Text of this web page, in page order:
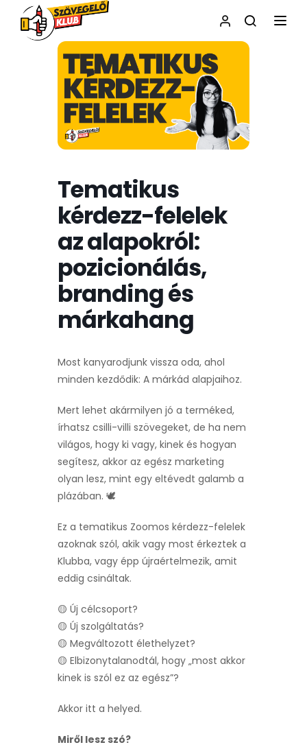
Tematikus
kérdezz-felelek
az alapokról:
pozicionálás,
branding és
márkahang
Most kanyarodjunk vissza oda, ahol
minden kezdődik: A márkád alapjaihoz.
Mert lehet akármilyen jó a terméked,
írhatsz csilli-villi szövegeket, de ha nem
világos, hogy ki vagy, kinek és hogyan
segítesz, akkor az egész marketing
olyan lesz, mint egy eltévedt galamb a
plázában. 🕊️
Ez a tematikus Zoomos kérdezz-felelek
azoknak szól, akik vagy most érkeztek a
Klubba, vagy épp újraértelmezik, amit
eddig csináltak.
🟡 Új célcsoport?
🟡 Új szolgáltatás?
🟡 Megváltozott élethelyzet?
🟡 Elbizonytalanodtál, hogy „most akkor
kinek is szól ez az egész”?
Akkor itt a helyed.
Miről lesz szó?